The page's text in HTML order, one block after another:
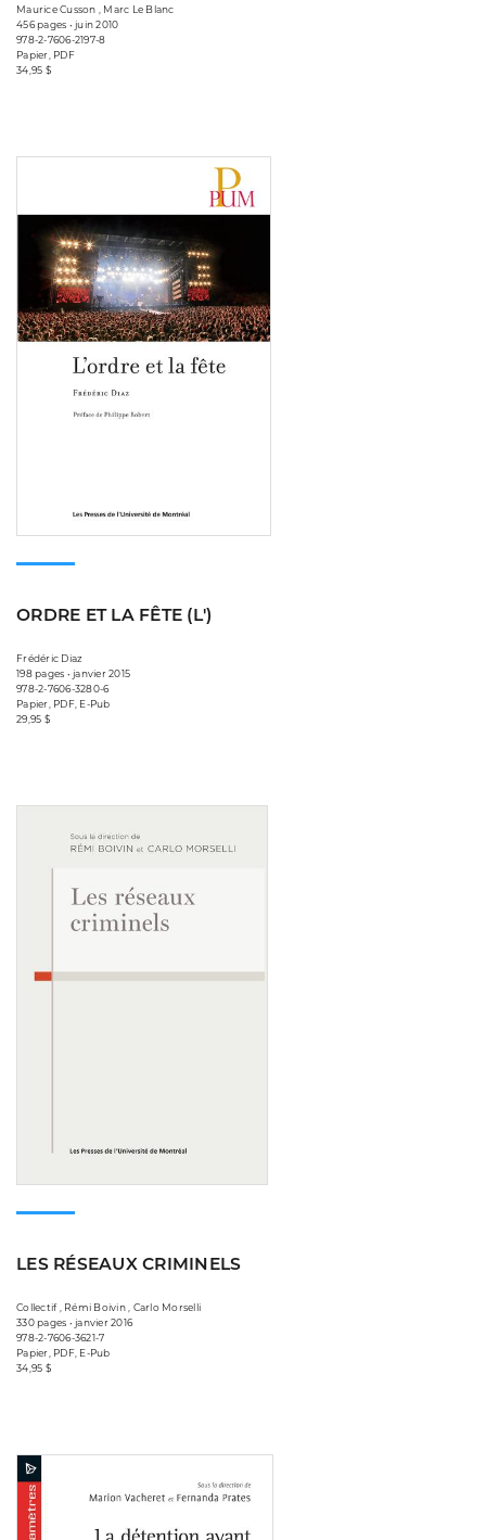
Maurice Cusson , Marc Le Blanc
456 pages • juin 2010
978-2-7606-2197-8
Papier, PDF
34,95 $
ORDRE ET LA FÊTE (L')
Frédéric Diaz
198 pages • janvier 2015
978-2-7606-3280-6
Papier, PDF, E-Pub
29,95 $
LES RÉSEAUX CRIMINELS
Collectif , Rémi Boivin , Carlo Morselli
330 pages • janvier 2016
978-2-7606-3621-7
Papier, PDF, E-Pub
34,95 $